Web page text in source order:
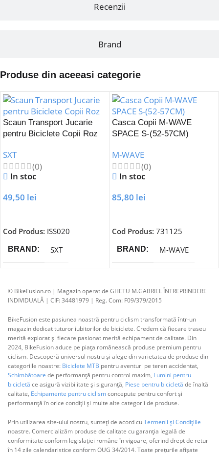
Recenzii
Brand
Produse din aceeasi categorie
Scaun Transport Jucarie
pentru Biciclete Copii Roz
SXT
(0)
In stoc
49,50 lei
Cod Produs: ISS020
BRAND SXT
Casca Copii M-WAVE
SPACE S-(52-57CM)
M-WAVE
(0)
In stoc
85,80 lei
Cod Produs: 731125
BRAND M-WAVE
© BikeFusion.ro | Magazin operat de GHETU M.GABRIEL ÎNTREPRINDERE
INDIVIDUALĂ | CIF: 34481979 | Reg. Com: F09/379/2015
BikeFusion este pasiunea noastră pentru ciclism transformată într-un
magazin dedicat tuturor iubitorilor de biciclete. Credem că fiecare traseu
merită explorat și fiecare pasionat merită echipament de calitate. Din
2024, BikeFusion aduce pe piața românească produse premium pentru
ciclism. Descoperă universul nostru și alege din varietatea de produse din
categoriile noastre: Biciclete MTB pentru aventuri pe teren accidentat,
Schimbătoare de performanță pentru control maxim, Lumini pentru
bicicletă ce asigură vizibilitate și siguranță, Piese pentru bicicletă de înaltă
calitate, Echipamente pentru ciclismconcepute pentru confort și
performanță în orice condiții și multe alte categorii de produse.
Prin utilizarea site-ului nostru, sunteți de acord cuTermenii și Condițiile
noastre. Comercializăm produse de calitate cu garanția legală de
conformitate conform legislației române în vigoare, oferind drept de retur
în 14 zile calendaristice conform OUG 34/2014. Toate prețurile afișate